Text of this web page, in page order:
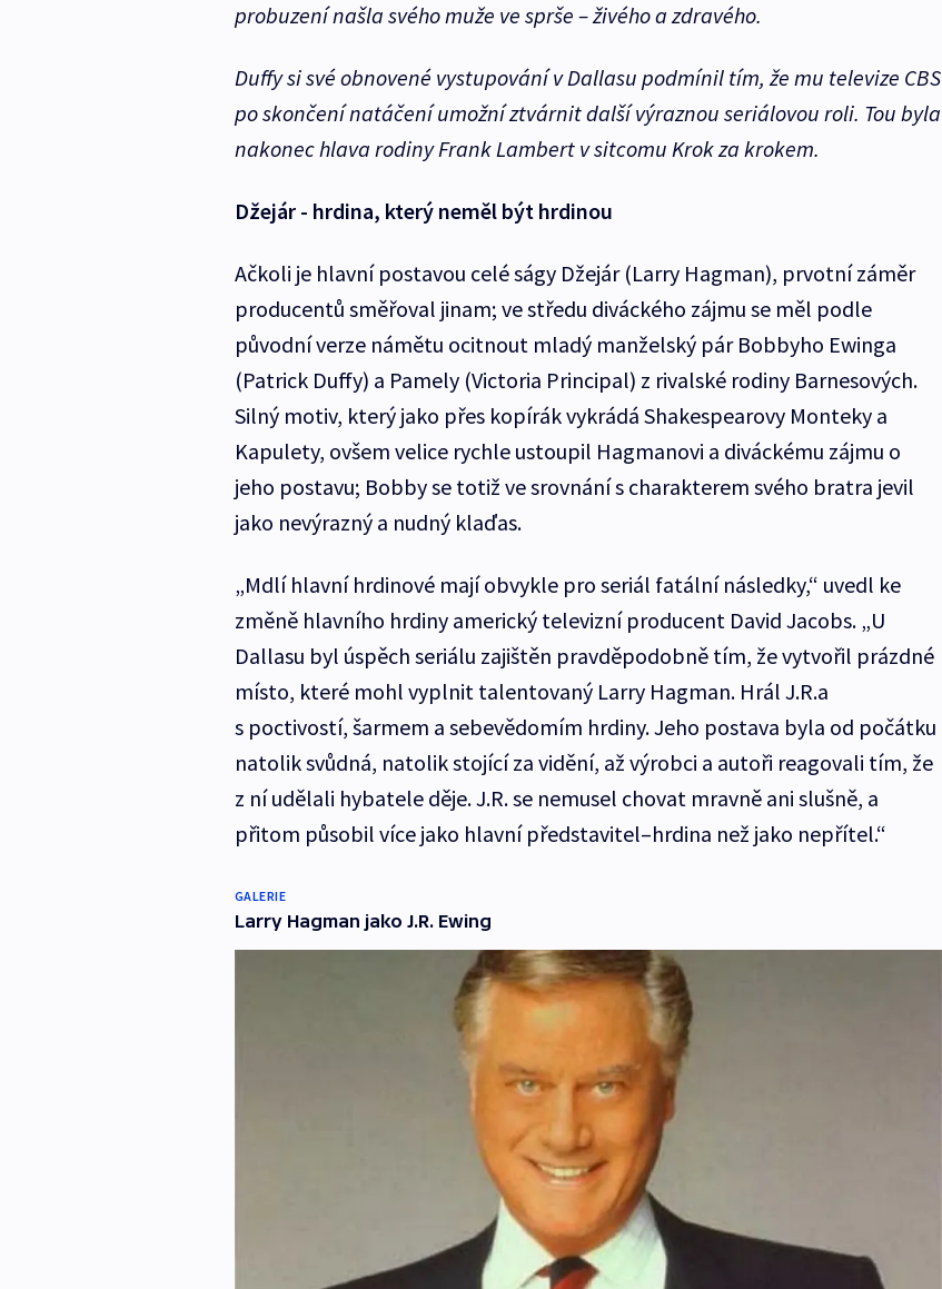
probuzení našla svého muže ve sprše – živého a zdravého.
Duffy si své obnovené vystupování v Dallasu podmínil tím, že mu televize CBS
po skončení natáčení umožní ztvárnit další výraznou seriálovou roli. Tou byla
nakonec hlava rodiny Frank Lambert v sitcomu Krok za krokem.
Džejár - hrdina, který neměl být hrdinou
Ačkoli je hlavní postavou celé ságy Džejár (Larry Hagman), prvotní záměr
producentů směřoval jinam; ve středu diváckého zájmu se měl podle
původní verze námětu ocitnout mladý manželský pár Bobbyho Ewinga
(Patrick Duffy) a Pamely (Victoria Principal) z rivalské rodiny Barnesových.
Silný motiv, který jako přes kopírák vykrádá Shakespearovy Monteky a
Kapulety, ovšem velice rychle ustoupil Hagmanovi a diváckému zájmu o
jeho postavu; Bobby se totiž ve srovnání s charakterem svého bratra jevil
jako nevýrazný a nudný klaďas.
„Mdlí hlavní hrdinové mají obvykle pro seriál fatální následky,“ uvedl ke
změně hlavního hrdiny americký televizní producent David Jacobs. „U
Dallasu byl úspěch seriálu zajištěn pravděpodobně tím, že vytvořil prázdné
místo, které mohl vyplnit talentovaný Larry Hagman. Hrál J.R.a
s poctivostí, šarmem a sebevědomím hrdiny. Jeho postava byla od počátku
natolik svůdná, natolik stojící za vidění, až výrobci a autoři reagovali tím, že
z ní udělali hybatele děje. J.R. se nemusel chovat mravně ani slušně, a
přitom působil více jako hlavní představitel–hrdina než jako nepřítel.“
GALERIE
Larry Hagman jako J.R. Ewing